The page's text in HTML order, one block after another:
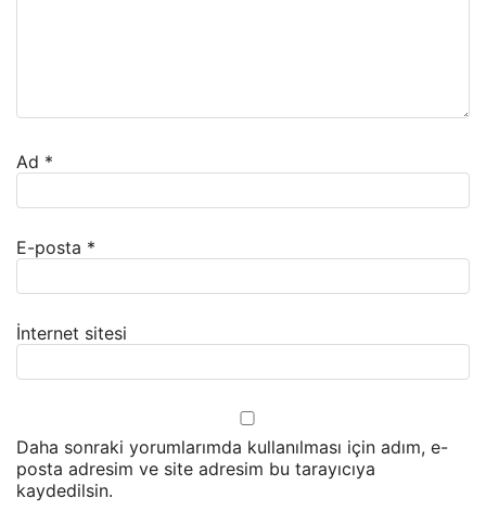
Ad *
E-posta *
İnternet sitesi
Daha sonraki yorumlarımda kullanılması için adım, e-
posta adresim ve site adresim bu tarayıcıya
kaydedilsin.